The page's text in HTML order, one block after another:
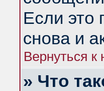
Если это
снова и
Вернуться к
» Что